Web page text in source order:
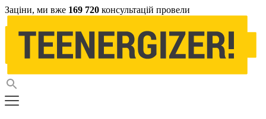
Заціни, ми вже 169 720 консультацій провели